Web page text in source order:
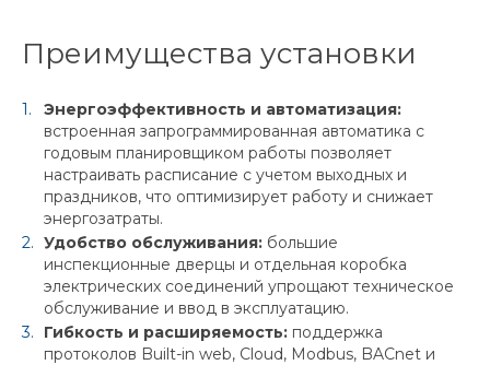
Преимущества установки
Энергоэффективность и автоматизация:
встроенная запрограммированная автоматика с
годовым планировщиком работы позволяет
настраивать расписание с учетом выходных и
праздников, что оптимизирует работу и снижает
энергозатраты.
Удобство обслуживания: большие
инспекционные дверцы и отдельная коробка
электрических соединений упрощают техническое
обслуживание и ввод в эксплуатацию.
Гибкость и расширяемость: поддержка
протоколов Built-in web, Cloud, Modbus, BACnet и